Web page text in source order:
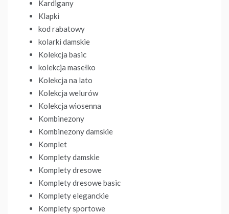
Kardigany
Klapki
kod rabatowy
kolarki damskie
Kolekcja basic
kolekcja masełko
Kolekcja na lato
Kolekcja welurów
Kolekcja wiosenna
Kombinezony
Kombinezony damskie
Komplet
Komplety damskie
Komplety dresowe
Komplety dresowe basic
Komplety eleganckie
Komplety sportowe